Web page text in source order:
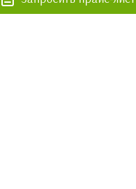
Одноразовая посуда и